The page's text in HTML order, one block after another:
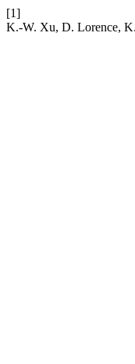
[1]
K.-W. Xu, D. Lorence,